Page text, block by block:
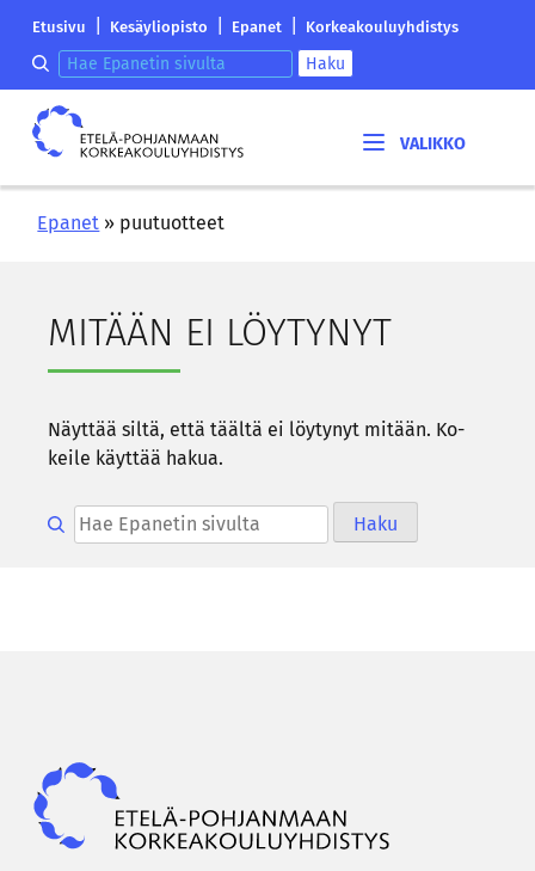
Etelä-
korkeakouluyhdistyksen
saapumissivu
Etusivu Kesäyliopisto Epanet Korkeakouluyhdistys
Hae epanetin sivulta Haku
Etelä-
Pohjanmaan
Epanet » puutuotteet
MI­TÄÄN EI LÖY­TY­NYT
Näyt­tää siltä, että tääl­tä ei löy­ty­nyt mi­tään. Ko­
kei­le käyt­tää hakua.
Hae epanetin sivulta Haku